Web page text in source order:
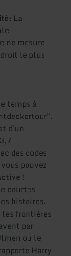
La
ne mesure
le plus
temps à
d'un
des codes
pouvez
!
courtes
histoires.
frontières
par
ou le
Harry